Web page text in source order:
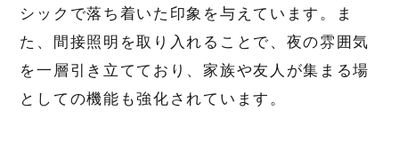
シックで落ち着いた印象を与えています。ま
た、間接照明を取り入れることで、夜の雰囲気
を一層引き立てており、家族や友人が集まる場
としての機能も強化されています。